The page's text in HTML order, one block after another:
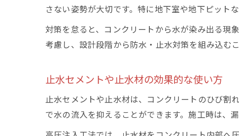
さない姿勢が大切です。特に地下室や地下ピット
対策を怠ると、コンクリートから水が染み出る現
考慮し、設計段階から防水・止水対策を組み込む
止水セメントや止水材の効果的な使い方
止水セメントや止水材は、コンクリートのひび割
で水の流入を抑えることができます。施工時は、